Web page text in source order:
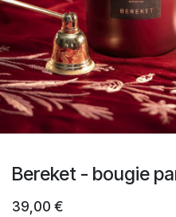
Bereket - bougie
39,00 €